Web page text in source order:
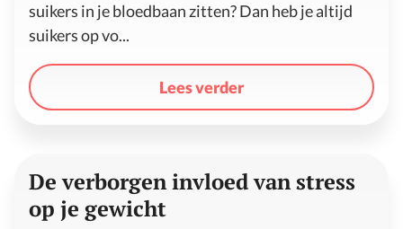
suikers in je bloedbaan zitten? Dan heb je altijd
suikers op vo...
Lees verder
De verborgen invloed van stress
op je gewicht